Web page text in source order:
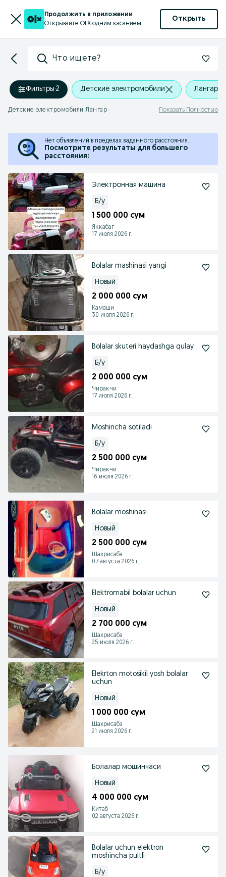
Продолжить в приложении
Открывайте OLX одним касанием
Открыть
Что ищете?
Фильтры·2 Детские электромобили Лангар
Детские электромобили Лангар Показать Полностью
Нет объявлений в пределах заданного расстояния.
Посмотрите результаты для большего
расстояния:
Электронная машина
Б/у
1 500 000 сум
Яккабаг
17 июля 2026 г.
Bolalar mashinasi yangi
Новый
2 000 000 сум
Камаши
30 июля 2026 г.
Bolalar skuteri haydashga qulay
Б/у
2 000 000 сум
Чиракчи
17 июля 2026 г.
Moshincha sotiladi
Б/у
2 500 000 сум
Чиракчи
16 июля 2026 г.
Bolalar moshinasi
Новый
2 500 000 сум
Шахрисабз
07 августа 2026 г.
Elektromabil bolalar uchun
Новый
2 700 000 сум
Шахрисабз
25 июля 2026 г.
Elekrton motosikil yosh bolalar
uchun
Новый
1 000 000 сум
Шахрисабз
21 июля 2026 г.
Болалар мошинчаси
Новый
4 000 000 сум
Китаб
02 августа 2026 г.
Bolalar uchun elektron
moshincha pultli
Б/у